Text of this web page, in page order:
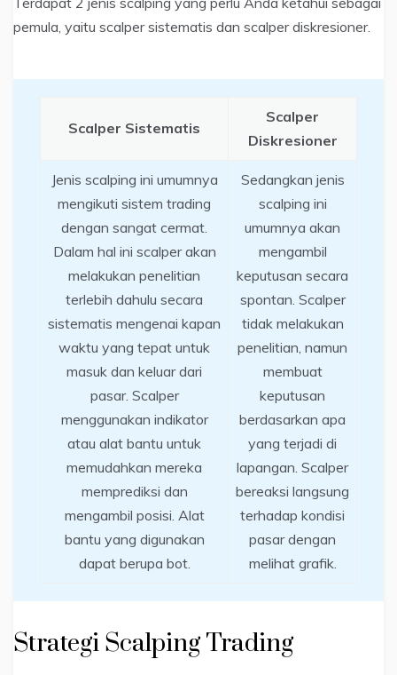
pemula, yaitu scalper sistematis dan scalper diskresioner.
Scalper Sistematis
Scalper
Diskresioner
Jenis scalping ini umumnya
mengikuti sistem trading
dengan sangat cermat.
Dalam hal ini scalper akan
melakukan penelitian
terlebih dahulu secara
sistematis mengenai kapan
waktu yang tepat untuk
masuk dan keluar dari
pasar. Scalper
menggunakan indikator
atau alat bantu untuk
memudahkan mereka
memprediksi dan
mengambil posisi. Alat
bantu yang digunakan
dapat berupa bot.
Sedangkan jenis
scalping ini
umumnya akan
mengambil
keputusan secara
spontan. Scalper
tidak melakukan
penelitian, namun
membuat
keputusan
berdasarkan apa
yang terjadi di
lapangan. Scalper
bereaksi langsung
terhadap kondisi
pasar dengan
melihat grafik.
Strategi Scalping Trading